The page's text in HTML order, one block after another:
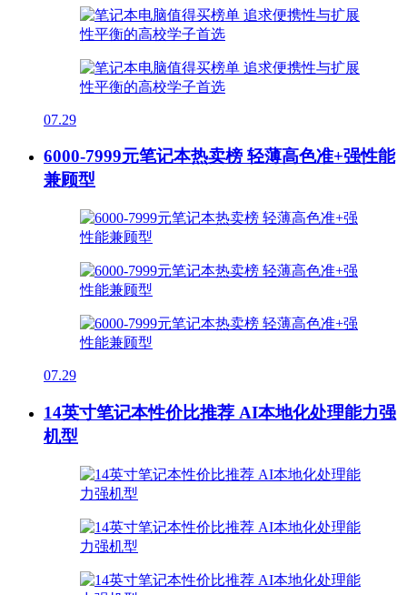
07.29
6000-7999元笔记本热卖榜 轻薄高色准+强性能
兼顾型
07.29
14英寸笔记本性价比推荐 AI本地化处理能力强
机型